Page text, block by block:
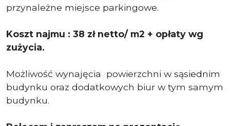
przynależne miejsce parkingowe.
Koszt najmu : 38 zł netto/ m2 + opłaty wg
zużycia.
Możliwość wynajęcia powierzchni w sąsiednim
budynku oraz dodatkowych biur w tym samym
budynku.